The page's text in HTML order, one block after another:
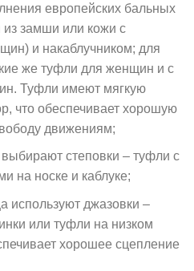
европейских бальных
из замши или кожи с
и накаблучником; для
же туфли для женщин и с
Туфли имеют мягкую
что обеспечивает хорошую
движениям;
степовки – туфли с
на носке и каблуке;
используют джазовки –
или туфли на низком
хорошее сцепление